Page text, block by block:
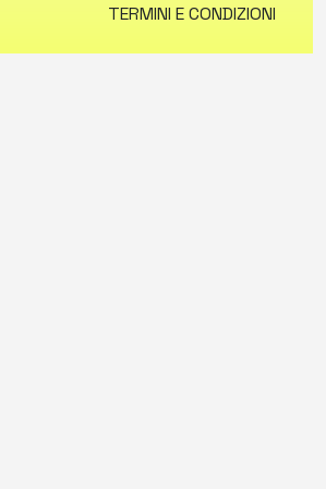
TERMINI E CONDIZIONI